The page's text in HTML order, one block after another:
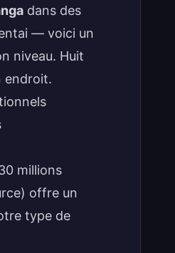
dans des
— voici un
niveau. Huit
endroit.
millions
offre un
type de